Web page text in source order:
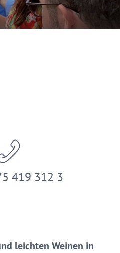
419 312 3
leichten Weinen in